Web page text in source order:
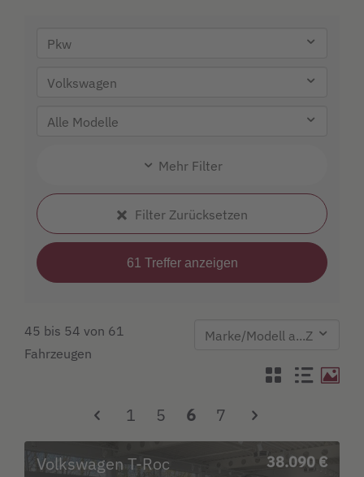
Mehr Filter
Filter Zurücksetzen
45 bis 54 von 61
Fahrzeugen
1 5 6 7
Volkswagen T-Roc 38.090 €